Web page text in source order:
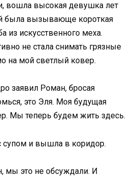
вошла высокая девушка лет
была вызывающе короткая
из искусственного меха.
не стала снимать грязные
на мой светлый ковер.
заявил Роман, бросая
это Эля. Моя будущая
Мы теперь будем жить здесь.
супом и вышла в коридор.
мы это не обсуждали. И